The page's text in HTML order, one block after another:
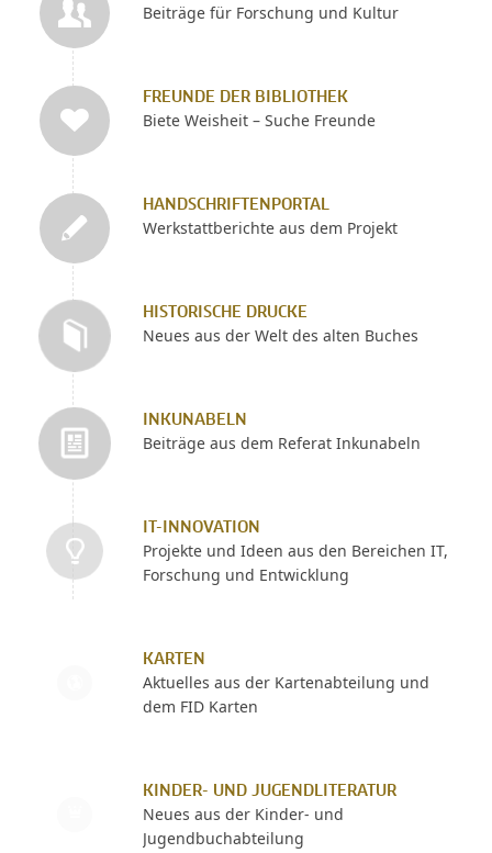
Beiträge für Forschung und Kultur
FREUNDE DER BIBLIOTHEK
Biete Weisheit – Suche Freunde
HANDSCHRIFTENPORTAL
Werkstattberichte aus dem Projekt
HISTORISCHE DRUCKE
Neues aus der Welt des alten Buches
INKUNABELN
Beiträge aus dem Referat Inkunabeln
IT-INNOVATION
Projekte und Ideen aus den Bereichen IT,
Forschung und Entwicklung
KARTEN
Aktuelles aus der Kartenabteilung und
dem FID Karten
KINDER- UND JUGENDLITERATUR
Neues aus der Kinder- und
Jugendbuchabteilung